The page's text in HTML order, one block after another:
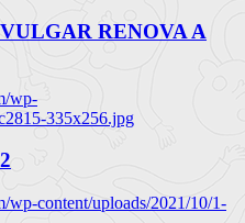
RENOVA A
wp-
335x256.jpg
wp-content/uploads/2021/10/1-